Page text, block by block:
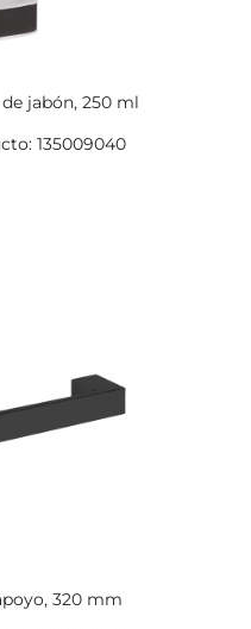
jabón, 250 ml
135009040
320 mm